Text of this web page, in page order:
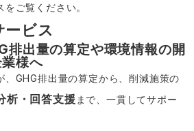
をご覧ください。
ービス
排出量の算定や環境情報の開
様へ
、GHG排出量の算定から、削減施策の
析・回答支援 まで、一貫してサポー